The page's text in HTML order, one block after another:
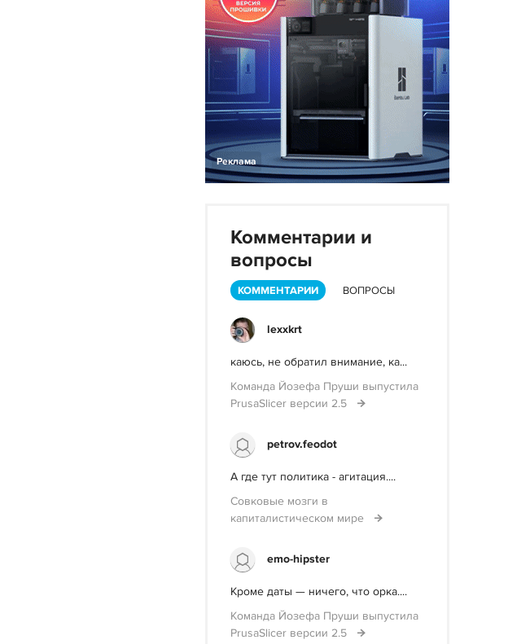
Реклама
Комментарии и
вопросы
КОММЕНТАРИИ ВОПРОСЫ
lexxkrt
каюсь, не обратил внимание, ка...
Команда Йозефа Пруши выпустила
PrusaSlicer версии 2.5
petrov.feodot
А где тут политика - агитация....
Совковые мозги в
капиталистическом мире
emo-hipster
Кроме даты — ничего, что орка....
Команда Йозефа Пруши выпустила
PrusaSlicer версии 2.5